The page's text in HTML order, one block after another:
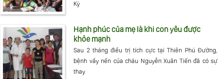
Kỳ
Hạnh phúc của mẹ là khi con yêu được
khỏe mạnh
Sau 2 tháng điều trị tích cực tại Thiên Phú Đường,
bệnh vẩy nến của cháu Nguyễn Xuân Tiến đã có sự
thay